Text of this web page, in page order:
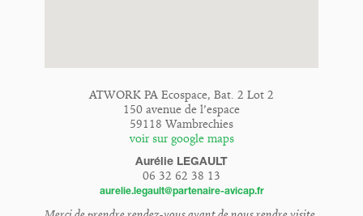
ATWORK PA Ecospace, Bat. 2 Lot 2
150 avenue de l’espace
59118 Wambrechies
voir sur google maps
Aurélie LEGAULT
06 32 62 38 13
aurelie.legault@partenaire-avicap.fr